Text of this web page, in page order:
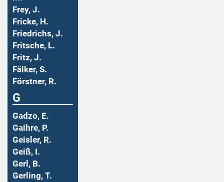
Frey, J.
Fricke, H.
Friedrichs, J.
Fritsche, L.
Fritz, J.
Fälker, S.
Förstner, R.
G
Gadzo, E.
Gaihre, P.
Geisler, R.
Geiß, I.
Gerl, B.
Gerling, T.